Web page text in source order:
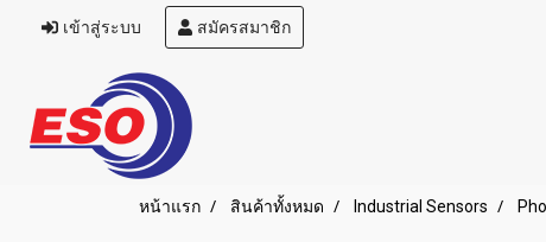
เข้าสู่ระบบ สมัครสมาชิก
หน้าแรก สินค้าทั้งหมด Industrial Sensors